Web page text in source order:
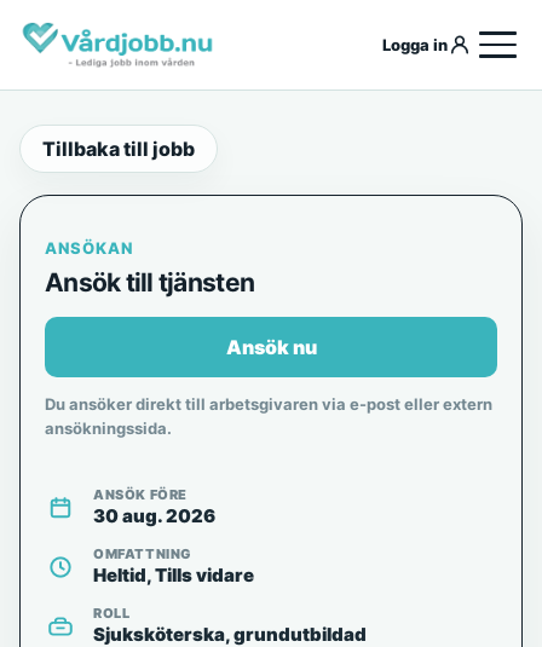
Logga in
Tillbaka till jobb
ANSÖKAN
Ansök till tjänsten
Ansök nu
Du ansöker direkt till arbetsgivaren via e-post eller extern
ansökningssida.
ANSÖK FÖRE
30 aug. 2026
OMFATTNING
Heltid, Tills vidare
ROLL
Sjuksköterska, grundutbildad